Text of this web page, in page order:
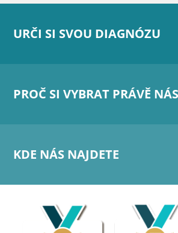
URČI SI SVOU DIAGNÓZU
PROČ SI VYBRAT PRÁVĚ NÁS
KDE NÁS NAJDETE